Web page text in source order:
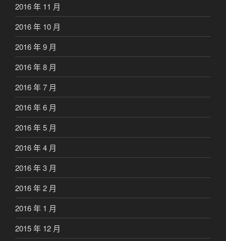
2016 年 11 月
2016 年 10 月
2016 年 9 月
2016 年 8 月
2016 年 7 月
2016 年 6 月
2016 年 5 月
2016 年 4 月
2016 年 3 月
2016 年 2 月
2016 年 1 月
2015 年 12 月